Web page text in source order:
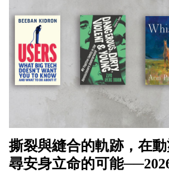
撕裂與縫合的軌跡，在
尋安身立命的可能